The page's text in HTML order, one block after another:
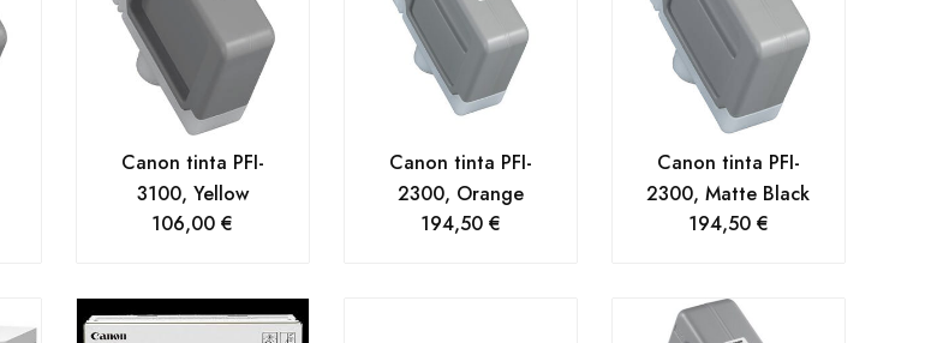
Canon tinta PFI-
3100, Yellow
106,00€
Canon tinta PFI-
2300, Orange
194,50 €
Canon tinta PFI-
2300, Matte Black
194,50 €